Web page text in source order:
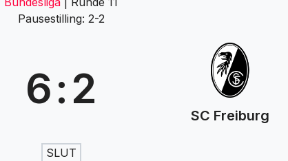
Pausestilling: 2-2
6:2
SC Freiburg
SLUT